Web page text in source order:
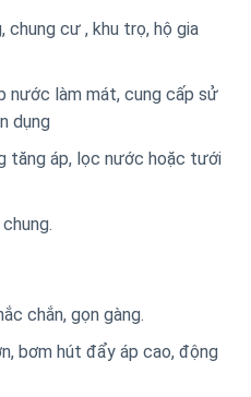
chung cư , khu trọ, hộ gia
nước làm mát, cung cấp sử
dụng
tăng áp, lọc nước hoặc tưới
chắn, gọn gàng.
bơm hút đẩy áp cao, động